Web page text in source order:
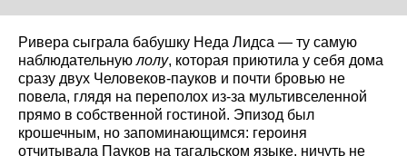
Ривера сыграла бабушку Неда Лидса — ту самую
наблюдательную лолу, которая приютила у себя дома
сразу двух Человеков-пауков и почти бровью не
повела, глядя на переполох из-за мультивселенной
прямо в собственной гостиной. Эпизод был
крошечным, но запоминающимся: героиня
отчитывала Пауков на тагальском языке, ничуть не